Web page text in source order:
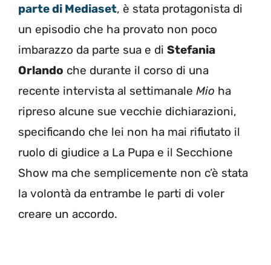
parte di Mediaset, è stata protagonista di
un episodio che ha provato non poco
imbarazzo da parte sua e di Stefania
Orlando che durante il corso di una
recente intervista al settimanale Mio ha
ripreso alcune sue vecchie dichiarazioni,
specificando che lei non ha mai rifiutato il
ruolo di giudice a La Pupa e il Secchione
Show ma che semplicemente non c’è stata
la volontà da entrambe le parti di voler
creare un accordo.